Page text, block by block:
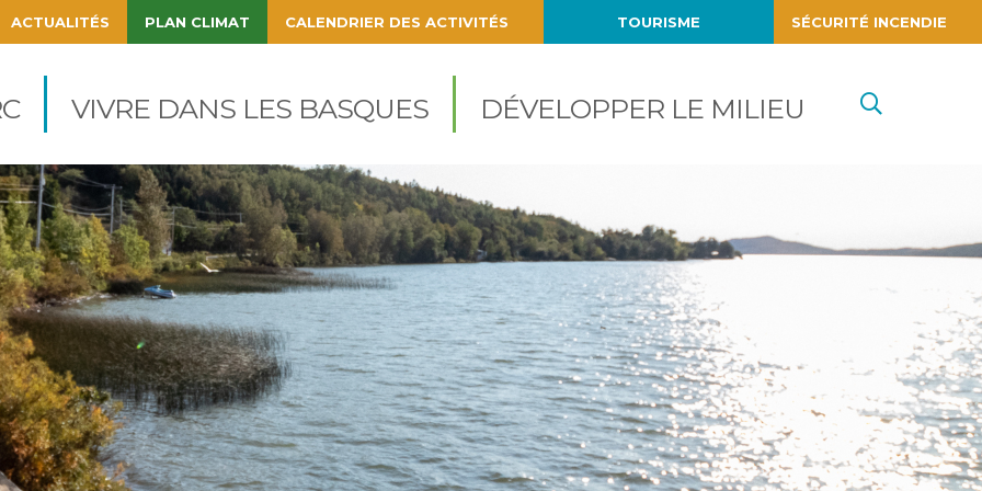
VIVRE DANS LES BASQUES DÉVELOPPER LE MILIEU
ACTUALITÉS PLAN CLIMAT CALENDRIER DES ACTIVITÉS TOURISME SÉCURITÉ INCENDIE